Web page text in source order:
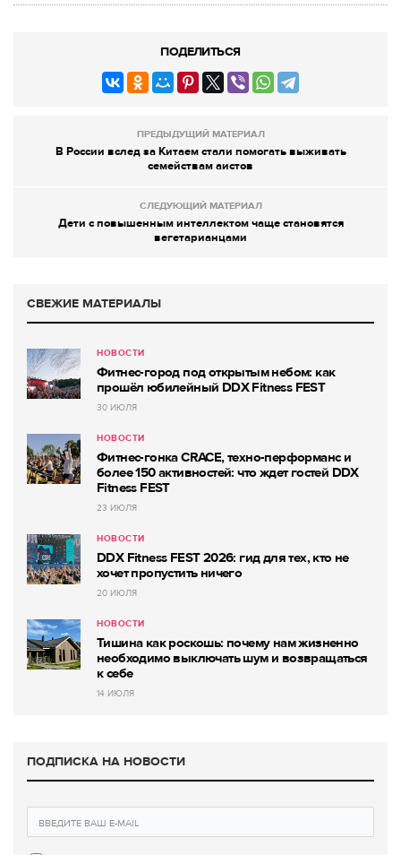
ПОДЕЛИТЬСЯ
ПРЕДЫДУЩИЙ МАТЕРИАЛ
В России вслед за Китаем стали помогать выживать
семействам аистов
СЛЕДУЮЩИЙ МАТЕРИАЛ
Дети с повышенным интеллектом чаще становятся
вегетарианцами
СВЕЖИЕ МАТЕРИАЛЫ
НОВОСТИ
Фитнес-город под открытым небом: как
прошёл юбилейный DDX Fitness FEST
30 ИЮЛЯ
НОВОСТИ
Фитнес-гонка CRACE, техно-перформанс и
более 150 активностей: что ждет гостей DDX
Fitness FEST
23 ИЮЛЯ
НОВОСТИ
DDX Fitness FEST 2026: гид для тех, кто не
хочет пропустить ничего
20 ИЮЛЯ
НОВОСТИ
Тишина как роскошь: почему нам жизненно
необходимо выключать шум и возвращаться
к себе
14 ИЮЛЯ
ПОДПИСКА НА НОВОСТИ